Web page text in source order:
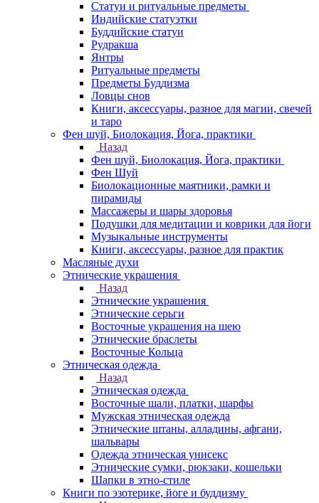
Статуи и ритуальные предметы
Индийские статуэтки
Буддийские статуи
Рудракша
Янтры
Ритуальные предметы
Предметы Буддизма
Ловцы снов
Книги, аксессуары, разное для магии, свечей
и таро
Фен шуй, Биолокация, Йога, практики
Назад
Фен шуй, Биолокация, Йога, практики
Фен Шуй
Биолокационные маятники, рамки и
пирамиды
Массажеры и шары здоровья
Подушки для медитации и коврики для йоги
Музыкальные инструменты
Книги, аксессуары, разное для практик
Масляные духи
Этнические украшения
Назад
Этнические украшения
Этнические серьги
Восточные украшения на шею
Этнические браслеты
Восточные Кольца
Этническая одежда
Назад
Этническая одежда
Восточные шали, платки, шарфы
Мужская этническая одежда
Этнические штаны, алладины, афгани,
шальвары
Одежда этническая унисекс
Этнические сумки, рюкзаки, кошельки
Шапки в этно-стиле
Книги по эзотерике, йоге и буддизму